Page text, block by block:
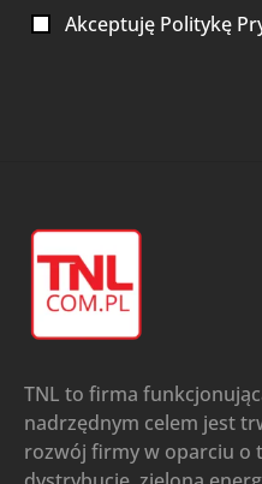
Akceptuję Politykę
TNL to firma
nadrzędnym celem jest
rozwój firmy w oparciu o